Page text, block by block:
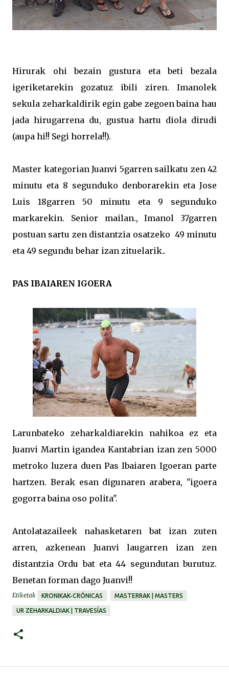
Hirurak ohi bezain gustura eta beti bezala
igeriketarekin gozatuz ibili ziren. Imanolek
sekula zeharkaldirik egin gabe zegoen baina hau
jada hirugarrena du, gustua hartu diola dirudi
(aupa hi!! Segi horrela!!).
Master kategorian Juanvi 5garren sailkatu zen 42
minutu eta 8 segunduko denborarekin eta Jose
Luis 18garren 50 minutu eta 9 segunduko
markarekin. Senior mailan., Imanol 37garren
postuan sartu zen distantzia osatzeko 49 minutu
eta 49 segundu behar izan zituelarik..
PAS IBAIAREN IGOERA
Larunbateko zeharkaldiarekin nahikoa ez eta
Juanvi Martin igandea Kantabrian izan zen 5000
metroko luzera duen Pas Ibaiaren Igoeran parte
hartzen. Berak esan digunaren arabera, "igoera
gogorra baina oso polita".
Antolatazaileek nahasketaren bat izan zuten
arren, azkenean Juanvi laugarren izan zen
distantzia Ordu bat eta 44 segundutan burutuz.
Benetan forman dago Juanvi!!
Etiketak KRONIKAK-CRÓNICAS MASTERRAK | MASTERS
UR ZEHARKALDIAK | TRAVESÍAS